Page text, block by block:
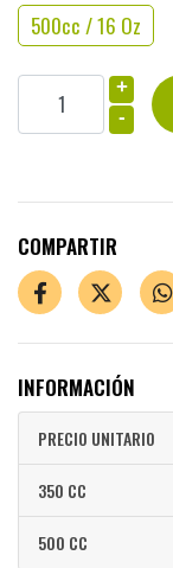
500cc / 16 Oz
+
-
COMPARTIR
INFORMACIÓN
PRECIO UNITARIO
350 CC
500 CC